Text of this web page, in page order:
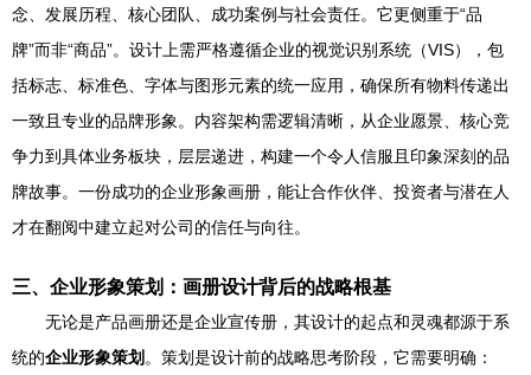
念、发展历程、核心团队、成功案例与社会责任。它更侧重于“品
牌”而非“商品”。设计上需严格遵循企业的视觉识别系统（VIS），包
括标志、标准色、字体与图形元素的统一应用，确保所有物料传递出
一致且专业的品牌形象。内容架构需逻辑清晰，从企业愿景、核心竞
争力到具体业务板块，层层递进，构建一个令人信服且印象深刻的品
牌故事。一份成功的企业形象画册，能让合作伙伴、投资者与潜在人
才在翻阅中建立起对公司的信任与向往。
三、企业形象策划：画册设计背后的战略根基
无论是产品画册还是企业宣传册，其设计的起点和灵魂都源于系
统的企业形象策划 。策划是设计前的战略思考阶段，它需要明确：